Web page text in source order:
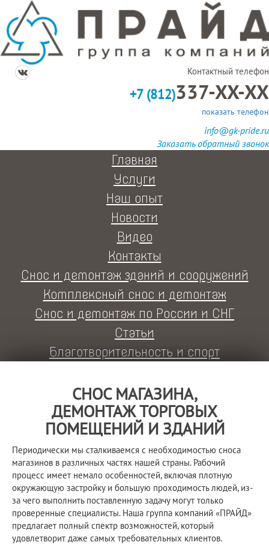
Контактный телефон
+7 (812)337-XX-XX
показать телефон
info@gk-pride.ru
Заказать обратный звонок
Главная
Услуги
Наш опыт
Новости
Видео
Контакты
Снос и демонтаж зданий и сооружений
Комплексный снос и демонтаж
Снос и демонтаж по России и СНГ
Статьи
Благотворительность и спорт
СНОС МАГАЗИНА,
ДЕМОНТАЖ ТОРГОВЫХ
ПОМЕЩЕНИЙ И ЗДАНИЙ
Периодически мы сталкиваемся с необходимостью сноса
магазинов в различных частях нашей страны. Рабочий
процесс имеет немало особенностей, включая плотную
окружающую застройку и большую проходимость людей, из-
за чего выполнить поставленную задачу могут только
проверенные специалисты. Наша группа компаний «ПРАЙД»
предлагает полный спектр возможностей, который
удовлетворит даже самых требовательных клиентов.